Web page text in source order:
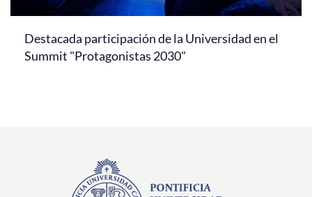
Destacada participación de la Universidad en el
Summit "Protagonistas 2030"